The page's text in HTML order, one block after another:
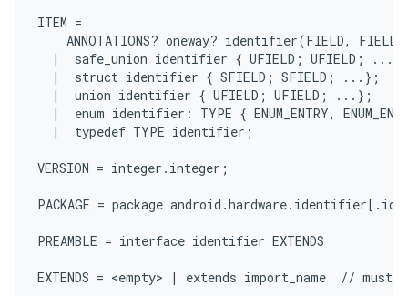
ITEM =
ANNOTATIONS? oneway? identifier(FIELD, FIELD
|
safe_union identifier { UFIELD ; UFIELD ; ...
|
struct identifier { SFIELD ; SFIELD ; ... };
|
union identifier { UFIELD ; UFIELD ; ... };
|
enum identifier : TYPE { ENUM_ENTRY,
|
typedef TYPE identifier ;
VERSION = integer . integer ;
PACKAGE = package android .hardware. identifier[ .
PREAMBLE = interface identifier EXTENDS
EXTENDS = <empty> | extends import_name // must